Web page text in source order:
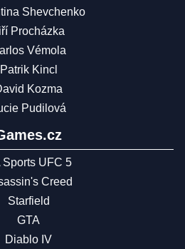
Shevchenko
Procházka
Vémola
Patrik Kincl
Kozma
Pudilová
Sports UFC 5
Creed
Starfield
GTA
Diablo IV